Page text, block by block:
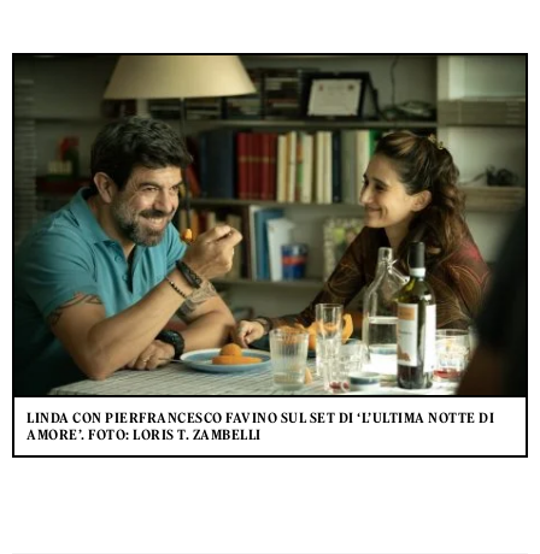
LINDA CON PIERFRANCESCO FAVINO SUL SET DI ‘L’ULTIMA NOTTE DI
AMORE’. FOTO: LORIS T. ZAMBELLI